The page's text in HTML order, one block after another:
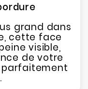
grand dans
cette face
visible,
de votre